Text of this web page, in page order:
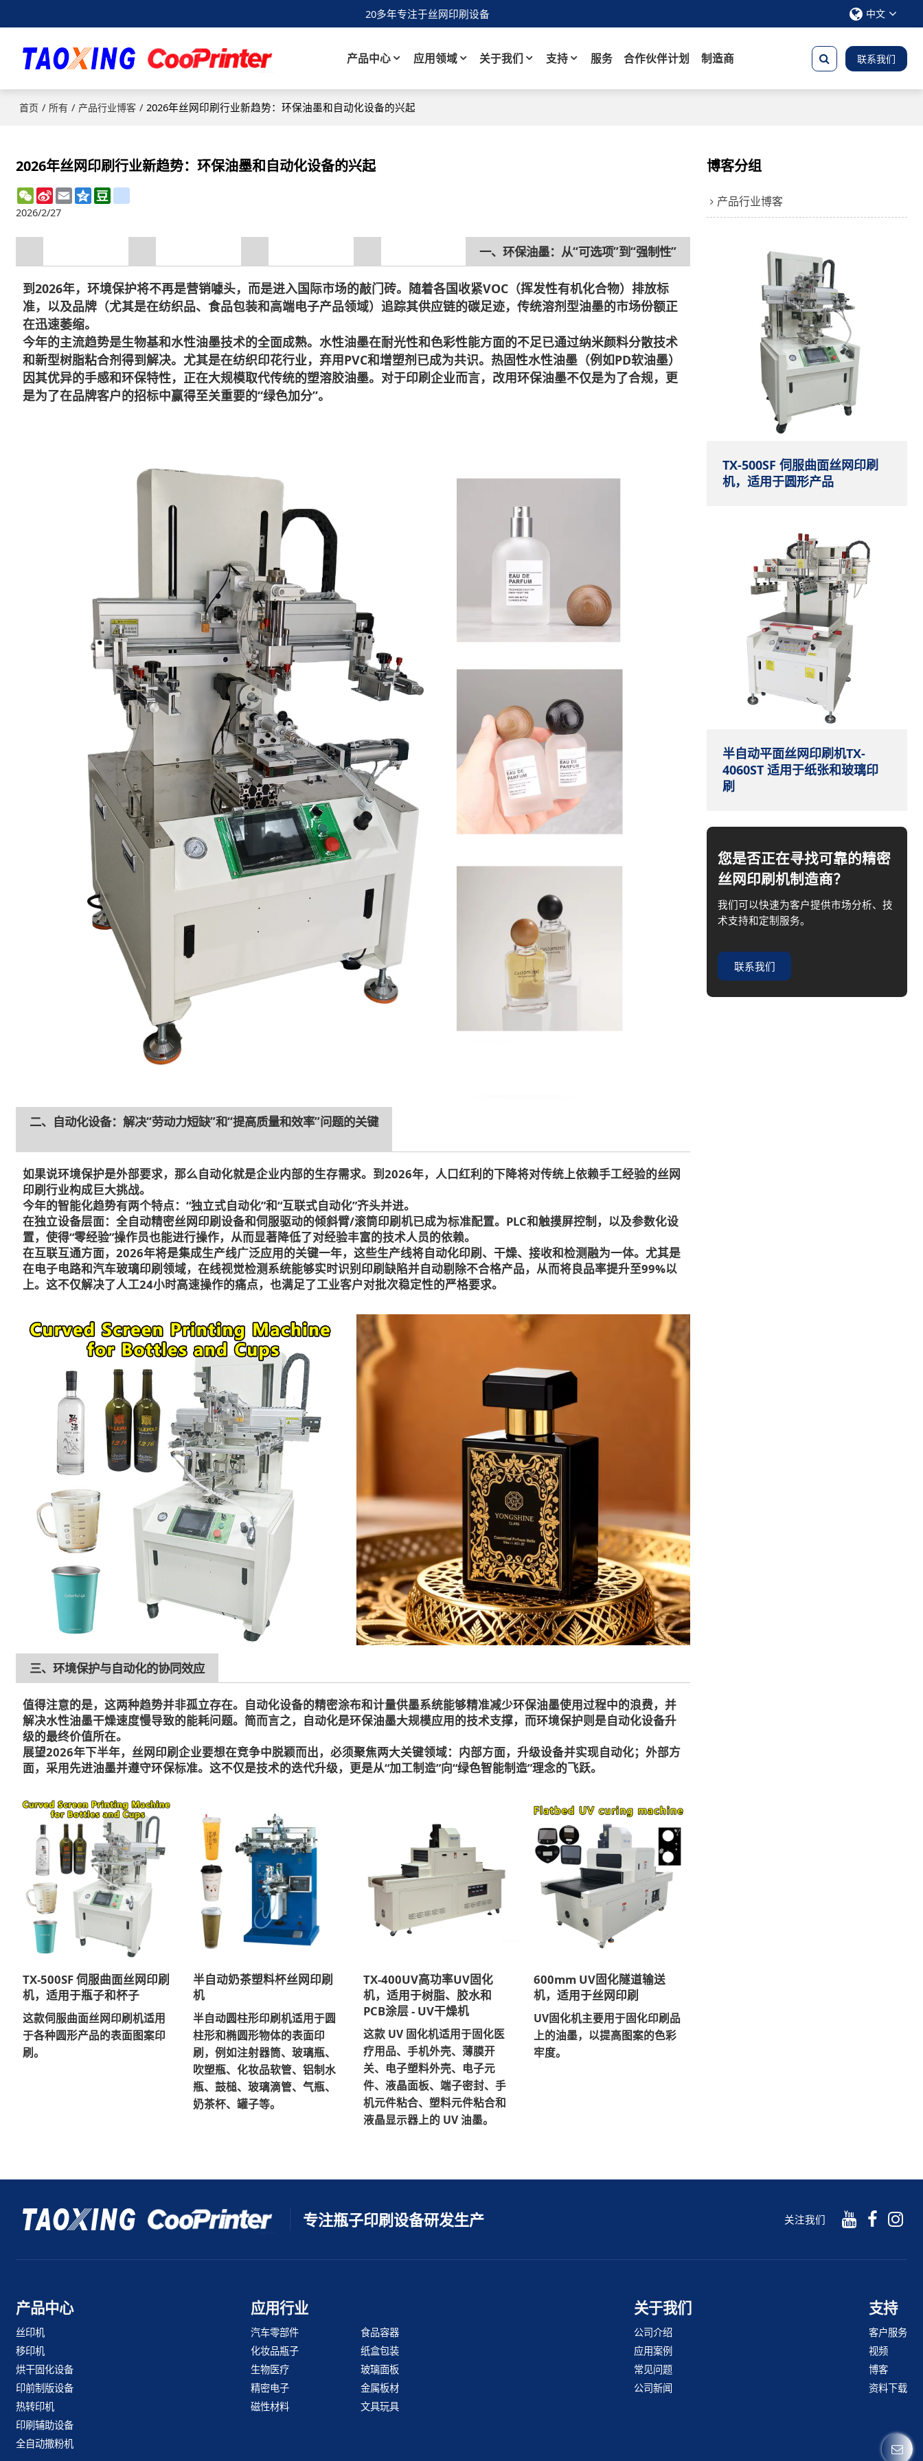
20多年专注于丝网印刷设备 中文
产品中心 应用领域 关于我们 支持 服务 合作伙伴计划 制造商 联系我们
首页 / 所有 / 产品行业博客 / 2026年丝网印刷行业新趋势：环保油墨和自动化设备的兴起
2026年丝网印刷行业新趋势：环保油墨和自动化设备的兴起
WeChat
Sina
Weibo
EmailQzoneDouban
2026/2/27
一、环保油墨：从“可选项”到“强制性”
到2026年，环境保护将不再是营销噱头，而是进入国际市场的敲门砖。随着各国收紧VOC（挥发性有机化合物）排放标
准，以及品牌（尤其是在纺织品、食品包装和高端电子产品领域）追踪其供应链的碳足迹，传统溶剂型油墨的市场份额正
在迅速萎缩。
今年的主流趋势是生物基和水性油墨技术的全面成熟。水性油墨在耐光性和色彩性能方面的不足已通过纳米颜料分散技术
和新型树脂粘合剂得到解决。尤其是在纺织印花行业，弃用PVC和增塑剂已成为共识。热固性水性油墨（例如PD软油墨）
因其优异的手感和环保特性，正在大规模取代传统的塑溶胶油墨。对于印刷企业而言，改用环保油墨不仅是为了合规，更
是为了在品牌客户的招标中赢得至关重要的“绿色加分”。
二、自动化设备：解决“劳动力短缺”和“提高质量和效率”问题的关键
如果说环境保护是外部要求，那么自动化就是企业内部的生存需求。到2026年，人口红利的下降将对传统上依赖手工经验的丝网
印刷行业构成巨大挑战。
今年的智能化趋势有两个特点：“独立式自动化”和“互联式自动化”齐头并进。
在独立设备层面：全自动精密丝网印刷设备和伺服驱动的倾斜臂/滚筒印刷机已成为标准配置。PLC和触摸屏控制，以及参数化设
置，使得“零经验”操作员也能进行操作，从而显著降低了对经验丰富的技术人员的依赖。
在互联互通方面，2026年将是集成生产线广泛应用的关键一年，这些生产线将自动化印刷、干燥、接收和检测融为一体。尤其是
在电子电路和汽车玻璃印刷领域，在线视觉检测系统能够实时识别印刷缺陷并自动剔除不合格产品，从而将良品率提升至99%以
上。这不仅解决了人工24小时高速操作的痛点，也满足了工业客户对批次稳定性的严格要求。
三、环境保护与自动化的协同效应
值得注意的是，这两种趋势并非孤立存在。自动化设备的精密涂布和计量供墨系统能够精准减少环保油墨使用过程中的浪费，并
解决水性油墨干燥速度慢导致的能耗问题。简而言之，自动化是环保油墨大规模应用的技术支撑，而环境保护则是自动化设备升
级的最终价值所在。
展望2026年下半年，丝网印刷企业要想在竞争中脱颖而出，必须聚焦两大关键领域：内部方面，升级设备并实现自动化；外部方
面，采用先进油墨并遵守环保标准。这不仅是技术的迭代升级，更是从“加工制造”向“绿色智能制造”理念的飞跃。
TX-500SF 伺服曲面丝网印刷
机，适用于瓶子和杯子
这款伺服曲面丝网印刷机适用
于各种圆形产品的表面图案印
刷。
半自动奶茶塑料杯丝网印刷
机
半自动圆柱形印刷机适用于圆
柱形和椭圆形物体的表面印
刷，例如注射器筒、玻璃瓶、
吹塑瓶、化妆品软管、铝制水
瓶、鼓槌、玻璃滴管、气瓶、
奶茶杯、罐子等。
TX-400UV高功率UV固化
机，适用于树脂、胶水和
PCB涂层 - UV干燥机
这款 UV 固化机适用于固化医
疗用品、手机外壳、薄膜开
关、电子塑料外壳、电子元
件、液晶面板、端子密封、手
机元件粘合、塑料元件粘合和
液晶显示器上的 UV 油墨。
600mm UV固化隧道输送
机，适用于丝网印刷
UV固化机主要用于固化印刷品
上的油墨，以提高图案的色彩
牢度。
博客分组
产品行业博客
TX-500SF 伺服曲面丝网印刷
机，适用于圆形产品
半自动平面丝网印刷机TX-
4060ST 适用于纸张和玻璃印
刷
您是否正在寻找可靠的精密
丝网印刷机制造商？
我们可以快速为客户提供市场分析、技
术支持和定制服务。
联系我们
专注瓶子印刷设备研发生产 关注我们
产品中心
丝印机
移印机
烘干固化设备
印前制版设备
热转印机
印刷辅助设备
全自动撒粉机
应用行业
汽车零部件
食品容器
化妆品瓶子
纸盒包装
生物医疗
玻璃面板
精密电子
金属板材
磁性材料
文具玩具
关于我们
公司介绍
应用案例
常见问题
公司新闻
支持
客户服务
视频
博客
资料下载